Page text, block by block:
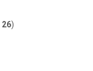
26)